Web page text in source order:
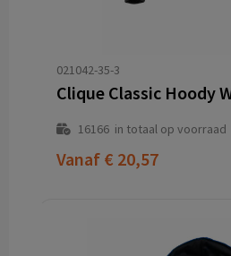
021042-35-3
Clique Classic Hoody
16166in totaal op voorraad
Vanaf € 20,57